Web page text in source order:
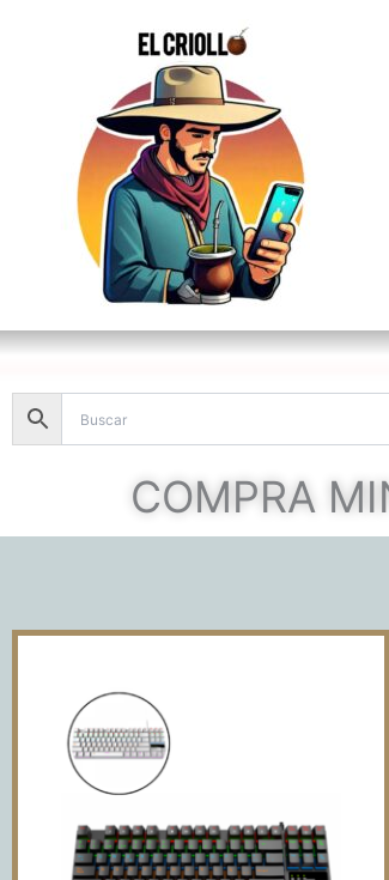
COMPRA
NM-
SKILL
cantidad